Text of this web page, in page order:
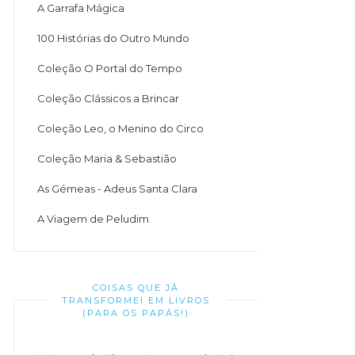
A Garrafa Mágica
100 Histórias do Outro Mundo
Coleção O Portal do Tempo
Coleção Clássicos a Brincar
Coleção Leo, o Menino do Circo
Coleção Maria & Sebastião
As Gémeas - Adeus Santa Clara
A Viagem de Peludim
COISAS QUE JÁ
TRANSFORMEI EM LIVROS
(PARA OS PAPÁS!)